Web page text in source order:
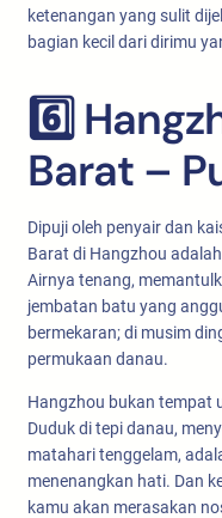
ketenangan yang sulit
bagian kecil dari dirimu
6️⃣
Barat –
Dipuji oleh penyair dan
Barat di Hangzhou
Airnya tenang,
jembatan batu yang
bermekaran; di musim
permukaan danau.
Hangzhou bukan tempat
Duduk di tepi danau,
matahari tenggelam,
menenangkan hati. Dan
kamu akan merasakan